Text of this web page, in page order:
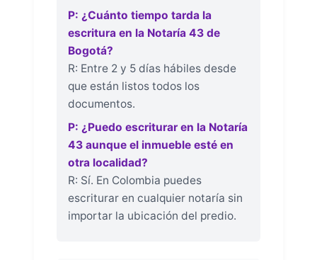
P: ¿Cuánto tiempo tarda la
escritura en la Notaría 43 de
Bogotá?
R: Entre 2 y 5 días hábiles desde
que están listos todos los
documentos.
P: ¿Puedo escriturar en la Notaría
43 aunque el inmueble esté en
otra localidad?
R: Sí. En Colombia puedes
escriturar en cualquier notaría sin
importar la ubicación del predio.